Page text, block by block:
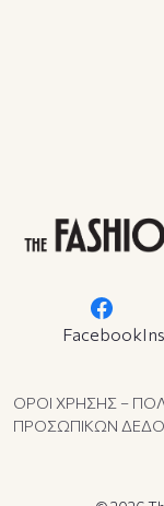
Facebook
ΟΡΟΙ ΧΡΗΣΗΣ –
ΠΡΟΣΩΠΙΚΩΝ